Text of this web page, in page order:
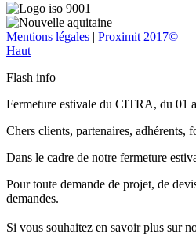
Mentions légales | Proximit 2017©
Haut
Flash info
Fermeture estivale du CITRA, du 01
Chers clients, partenaires, adhérents,
Dans le cadre de notre fermeture
Pour toute demande de projet, de
demandes.
Si vous souhaitez en savoir plus sur